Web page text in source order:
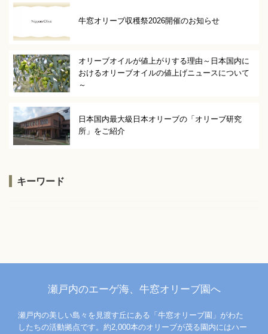
牛窓オリーブ収穫祭2026開催のお知らせ
オリーブオイルが値上がりする理由～日本国内に
おけるオリーブオイルの値上げニュースについて
～
日本国内最大級日本オリーブの「オリーブ研究
所」をご紹介
キーワード
瀬戸内のエーゲ海、牛窓オリーブ園へ
瀬戸内の美しい島々を見渡す丘にある「牛窓オリーブ園」がわた
したちの活動拠点です。約2,000本のオリーブが茂る園内にはハー